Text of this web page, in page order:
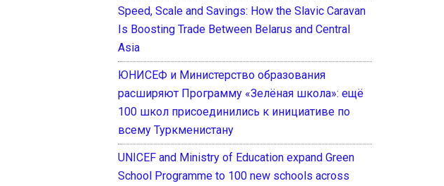
Speed, Scale and Savings: How the Slavic Caravan
Is Boosting Trade Between Belarus and Central
Asia
ЮНИСЕФ и Министерство образования
расширяют Программу «Зелёная школа»: ещё
100 школ присоединились к инициативе по
всему Туркменистану
UNICEF and Ministry of Education expand Green
School Programme to 100 new schools across